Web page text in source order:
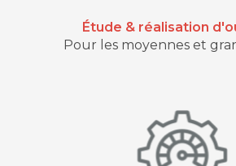
Étude & réalisation
Pour les moyennes et